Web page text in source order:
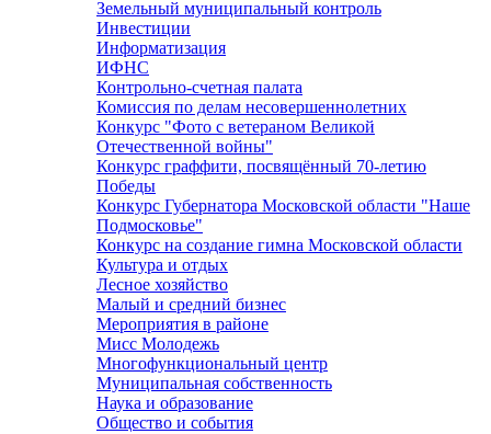
Земельный муниципальный контроль
Инвестиции
Информатизация
ИФНС
Контрольно-счетная палата
Комиссия по делам несовершеннолетних
Конкурс "Фото с ветераном Великой
Отечественной войны"
Конкурс граффити, посвящённый 70-летию
Победы
Конкурс Губернатора Московской области "Наше
Подмосковье"
Конкурс на создание гимна Московской области
Культура и отдых
Лесное хозяйство
Малый и средний бизнес
Мероприятия в районе
Мисс Молодежь
Многофункциональный центр
Муниципальная собственность
Наука и образование
Общество и события